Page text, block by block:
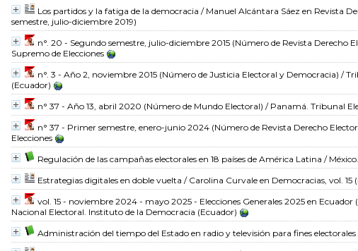
Los partidos y la fatiga de la democracia / Manuel Alcántara Sáez en Revista
semestre, julio-diciembre 2019)
n°. 20 - Segundo semestre, julio-diciembre 2015(Número de Revista Derecho
Supremo de Elecciones
n°. 3 - Año 2, noviembre 2015(Número de Justicia Electoral y Democracia) /
(Ecuador)
n° 37 - Año 13, abril 2020 (Número de Mundo Electoral) / Panamá. Tribunal
n° 37 - Primer semestre, enero-junio 2024(Número de Revista Derecho
Elecciones
Regulación de las campañas electorales en 18 países de América Latina /
Estrategias digitales en doble vuelta / Carolina Curvale en Democracias, vol.
vol. 15 - noviembre 2024 - mayo 2025 - Elecciones Generales 2025 en Ecuador
Nacional Electoral. Instituto de la Democracia (Ecuador)
Administración del tiempo del Estado en radio y televisión para fines electorales